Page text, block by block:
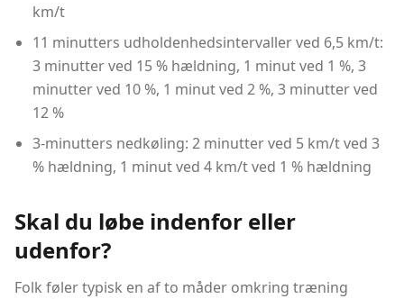
km/t
11 minutters udholdenhedsintervaller ved 6,5 km/t:
3 minutter ved 15 % hældning, 1 minut ved 1 %, 3
minutter ved 10 %, 1 minut ved 2 %, 3 minutter ved
12 %
3-minutters nedkøling: 2 minutter ved 5 km/t ved 3
% hældning, 1 minut ved 4 km/t ved 1 % hældning
Skal du løbe indenfor eller
udenfor?
Folk føler typisk en af ​​to måder omkring træning